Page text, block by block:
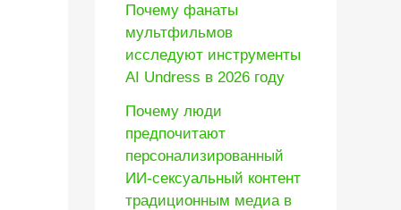
Почему фанаты
мультфильмов
исследуют инструменты
AI Undress в 2026 году
Почему люди
предпочитают
персонализированный
ИИ-сексуальный контент
традиционным медиа в